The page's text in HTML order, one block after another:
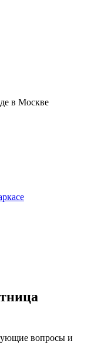
в Москве
вопросы и